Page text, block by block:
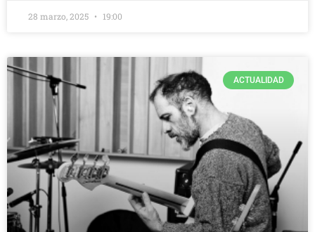
28 marzo, 2025 19:00
ACTUALIDAD